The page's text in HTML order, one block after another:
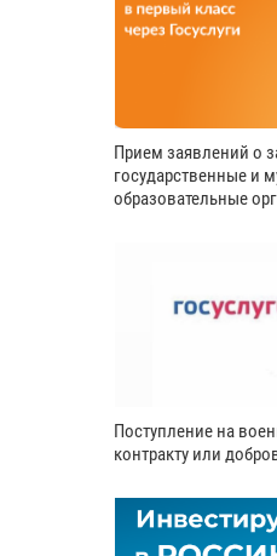
Прием заявлений о
государственные и
образовательные
Поступление на
контракту или